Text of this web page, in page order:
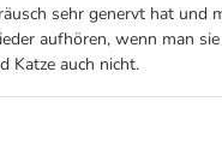
sehr genervt hat
aufhören, wenn man
Katze auch nicht.